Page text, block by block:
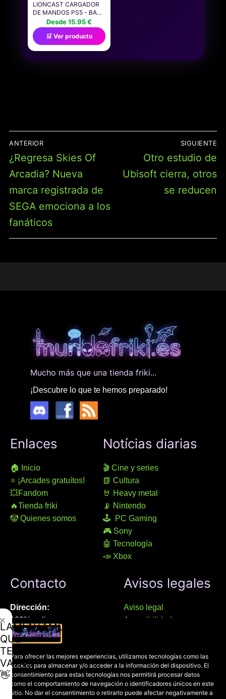
Para ofrecer las mejores experiencias, utilizamos tecnologías como las
cookies para almacenar y/o acceder a la información del dispositivo. El
consentimiento para estas tecnologías nos permitirá procesar datos
como el comportamiento de navegación o identificadores únicos en este
sitio. No dar el consentimiento o retirarlo puede afectar negativamente a
LIONCAST CARGADOR
DE MANDOS PS5 - BASE
DE CARGA DOBLE
COMPATIBLE CON
MANDOS DUALSENSE
DE LA CONSOLA
PLAYSTATION 5 SONY -
LUCES LED ROJO Y
Desde 15.95 €
🛒 Ver producto
NAVEGACIÓN
DE
ENTRADAS
ANTERIOR
Entrada
anterior:
¿Regresa Skies Of
Arcadia? Nueva
marca registrada de
SEGA emociona a los
fanáticos
SIGUIENTE
Entrada
siguiente:
Otro estudio de
Ubisoft cierra, otros
se reducen
Mucho más que una tienda friki...
¡Descubre lo que te hemos preparado!
Enlaces
🏠 Inicio
⭐ ¡Arcades gratuítos!
💥Fandom
🔥Tienda friki
🤡 Quienes somos
Notícias diarias
🎬 Cine y series
📗 Cultura
🤘 Heavy metal
📡 Nintendo
🕹 PC Gaming
🎮 Sony
🤖 Tecnología
📣 Xbox
Contacto
Dirección:
100% online
Manresa (08241), Barcelona
Chat Whatsapp (solo texto):
+34 689 800 662
Correo:
Avisos legales
Aviso legal
Accesibilidad
Política de privacidad
LAMENTAMOS
QUE
TE
VAYAS
👋